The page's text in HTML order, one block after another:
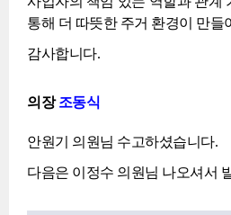
통해 더 따뜻한 주거 환경이 만들
감사합니다.
의장조동식
안원기 의원님 수고하셨습니다.
다음은 이정수 의원님 나오셔서